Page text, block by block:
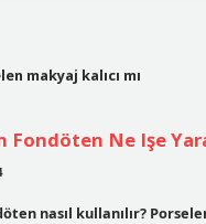
makyaj kalıcı mı
Fondöten Ne Işe
nasıl kullanılır?